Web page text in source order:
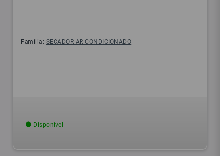
Família: SECADOR AR CONDICIONADO
Disponível